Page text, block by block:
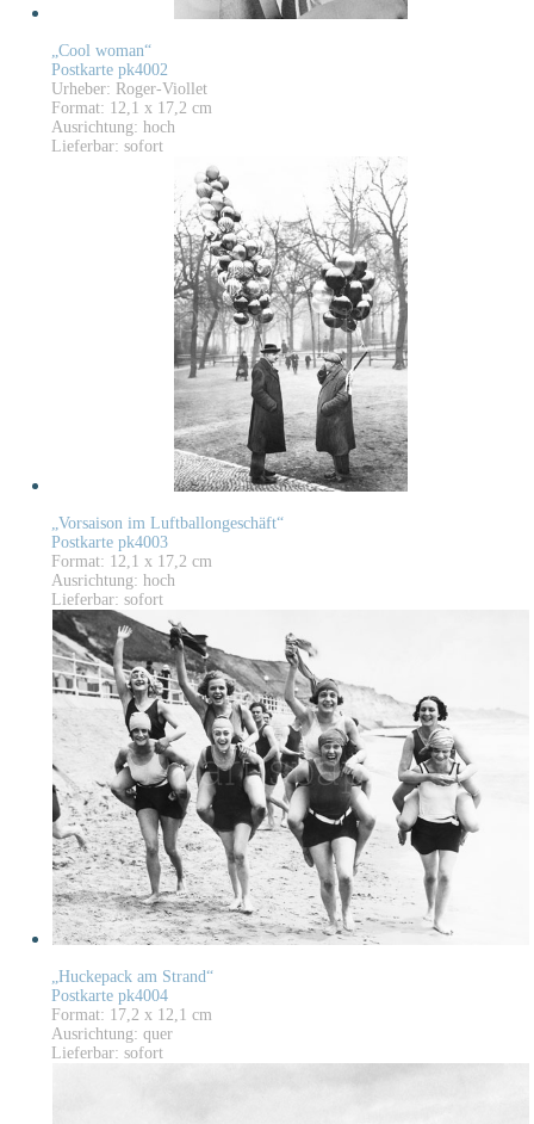
„Cool woman“
Postkarte pk4002
Urheber: Roger-Viollet
Format: 12,1 x 17,2 cm
Ausrichtung: hoch
Lieferbar: sofort
„Vorsaison im Luftballongeschäft“
Postkarte pk4003
Format: 12,1 x 17,2 cm
Ausrichtung: hoch
Lieferbar: sofort
„Huckepack am Strand“
Postkarte pk4004
Format: 17,2 x 12,1 cm
Ausrichtung: quer
Lieferbar: sofort